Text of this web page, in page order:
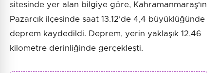
sitesinde yer alan bilgiye göre, Kahramanmaraş'ın
Pazarcık ilçesinde saat 13.12'de 4,4 büyüklüğünde
deprem kaydedildi. Deprem, yerin yaklaşık 12,46
kilometre derinliğinde gerçekleşti.